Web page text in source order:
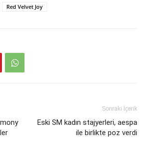
Red Velvet Joy
Sonraki İçerik
Eski SM kadın stajyerleri, aespa
ile birlikte poz verdi